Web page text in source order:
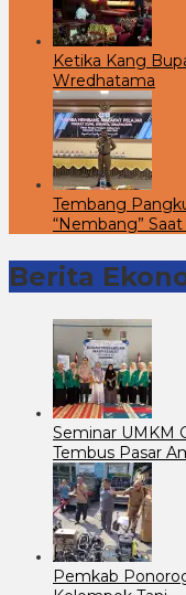
Ketika Kang
Wredhatama
Tembang
“Nembang”
Berita
Seminar UMKM
Tembus Pasar
Pemkab